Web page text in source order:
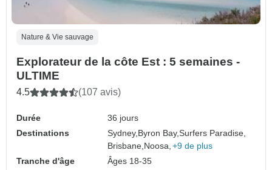
Nature & Vie sauvage
Explorateur de la côte Est : 5 semaines -
ULTIME
4.5 (107 avis)
Durée
36 jours
Destinations
Sydney, Byron Bay,Surfers Paradise,
Brisbane, Noosa, +9 de plus
Tranche d'âge
Âges 18-35